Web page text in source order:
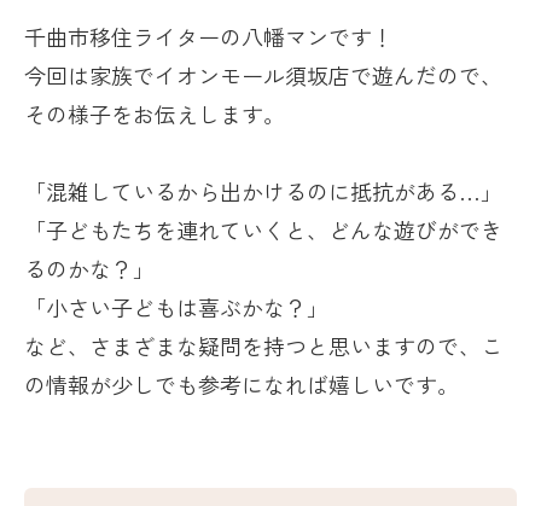
千曲市移住ライターの八幡マンです！
今回は家族でイオンモール須坂店で遊んだので、
その様子をお伝えします。
「混雑しているから出かけるのに抵抗がある…」
「子どもたちを連れていくと、どんな遊びができ
るのかな？」
「小さい子どもは喜ぶかな？」
など、さまざまな疑問を持つと思いますので、こ
の情報が少しでも参考になれば嬉しいです。